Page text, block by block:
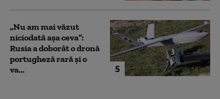
5
„Nu am mai văzut
niciodată așa ceva”:
Rusia a doborât o dronă
portugheză rară și o
va...